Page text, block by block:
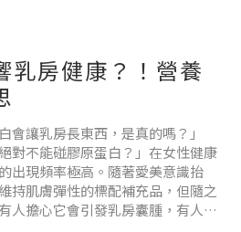
乳房健康？！營養
會讓乳房長東西，是真的嗎？」
對不能碰膠原蛋白？」在女性健康
出現頻率極高。隨著愛美意識抬
持肌膚彈性的標配補充品，但隨之
人擔心它會引發乳房囊腫，有人則